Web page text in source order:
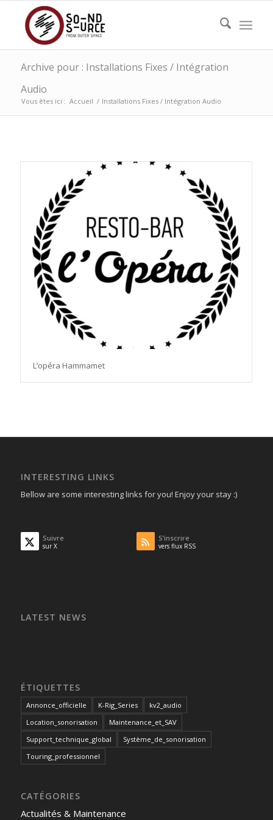
Archive pour : Installations Fixes / Intégration
Audio
Vous êtes ici : Accueil / Installations Fixes / Intégration Audio
L’opéra Hammamet
INTERESTING LINKS
Bellow are some interesting links for you! Enjoy your stay :)
Suivre
sur X
S’inscrire
vers flux RSS
LATEST NEWS
ÉTIQUETTES
Annonce_officielle K-Rig_Series
kv2_audio
Location_sonorisation
Maintenance_et_SAV
Support_technique_global
Système_de_sonorisation
Touring_professionnel
CATÉGORIES
Actualités & Maintenance